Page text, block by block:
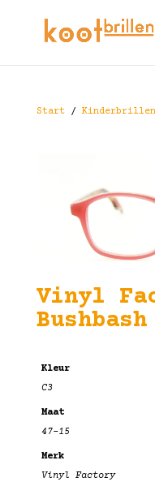
Start/ Kinderbrillen
Vinyl
Bushbash
Kleur
C3
Maat
47-15
Merk
Vinyl Factory